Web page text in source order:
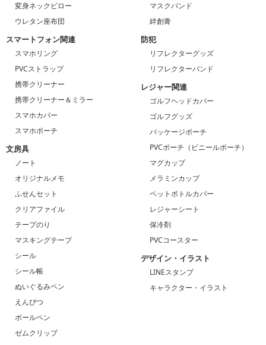
変身ネックピロー
ウレタン座布団
スマートフォン関連
スマホリング
PVCストラップ
携帯クリーナー
携帯クリーナー＆ミラー
スマホカバー
スマホポーチ
文房具
ノート
オリジナルメモ
ふせんセット
クリアファイル
テープのり
マスキングテープ
シール
シール帳
ぬいぐるみペン
えんぴつ
ボールペン
ゼムクリップ
マスクバンド
絆創膏
防犯
リフレクターグッズ
リフレクターバンド
レジャー関連
ゴルフヘッドカバー
ゴルフグッズ
パッケージポーチ
PVCポーチ（ビニールポーチ）
マグカップ
メラミンカップ
ペットボトルカバー
レジャーシート
保冷剤
PVCコースター
デザイン・イラスト
LINEスタンプ
キャラクター・イラスト